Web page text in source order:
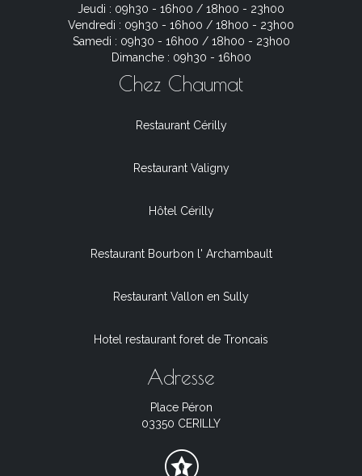
Jeudi : 09h30 - 16h00 / 18h00 - 23h00
Vendredi : 09h30 - 16h00 / 18h00 - 23h00
Samedi : 09h30 - 16h00 / 18h00 - 23h00
Dimanche : 09h30 - 16h00
Chez Chaumat
Restaurant Cérilly
Restaurant Valigny
Hôtel Cérilly
Restaurant Bourbon l' Archambault
Restaurant Vallon en Sully
Hotel restaurant foret de Troncais
Adresse
Place Péron
03350 CERILLY